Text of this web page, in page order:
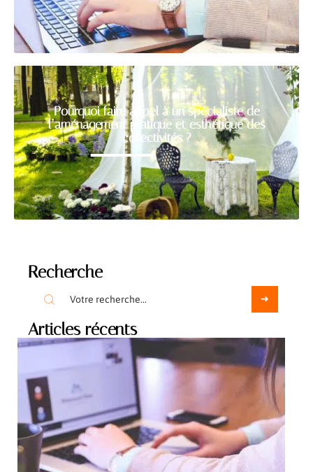
Pourquoi faire appel à un spécialiste de
l’aménagement pratique et esthétique des
collectivités ?
Recherche
Articles récents